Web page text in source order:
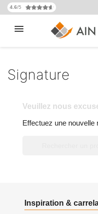
4.6/5
Signature
Veuillez nous
Effectuez une nouvelle
Inspiration &